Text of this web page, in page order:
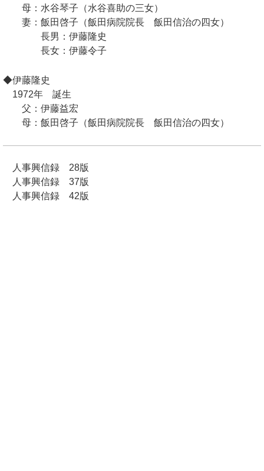
母：水谷琴子（水谷喜助の三女）
妻：飯田啓子（飯田病院院長 飯田信治の四女）
長男：伊藤隆史
長女：伊藤令子
◆伊藤隆史
1972年 誕生
父：伊藤益宏
母：飯田啓子（飯田病院院長 飯田信治の四女）
人事興信録 28版
人事興信録 37版
人事興信録 42版